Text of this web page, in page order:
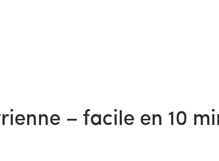
– facile en 10